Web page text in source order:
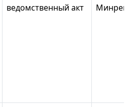
ведомственный акт